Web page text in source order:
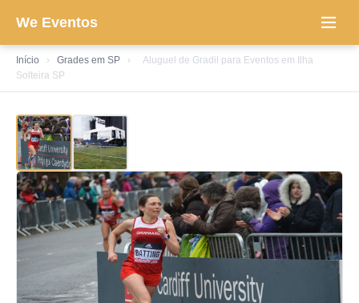
We Eventos
Início › Grades em SP ›
Aluguel de Gradil para Eventos em Ilha
Solteira SP